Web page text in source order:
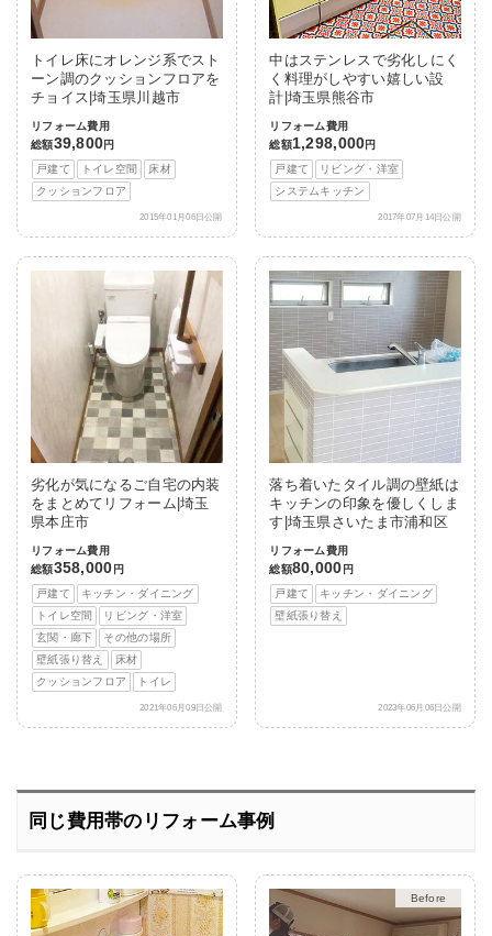
トイレ床にオレンジ系でスト
ーン調のクッションフロアを
チョイス|埼玉県川越市
リフォーム費用
総額39,800円
戸建て
トイレ空間
床材
クッションフロア
2015年01月06日公開
中はステンレスで劣化しにく
く料理がしやすい嬉しい設
計|埼玉県熊谷市
リフォーム費用
総額1,298,000円
戸建て
リビング・洋室
システムキッチン
2017年07月14日公開
劣化が気になるご自宅の内装
をまとめてリフォーム|埼玉
県本庄市
リフォーム費用
総額358,000 円
戸建て
キッチン・ダイニング
トイレ空間
リビング・洋室
玄関・廊下
その他の場所
壁紙張り替え
床材
クッションフロア
トイレ
2021年06月09日公開
落ち着いたタイル調の壁紙は
キッチンの印象を優しくしま
す|埼玉県さいたま市浦和区
リフォーム費用
総額80,000 円
戸建て
キッチン・ダイニング
壁紙張り替え
2023年06月06日公開
同じ費用帯のリフォーム事例
After